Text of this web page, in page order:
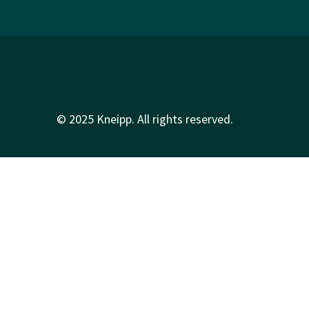
© 2025 Kneipp. All rights reserved.